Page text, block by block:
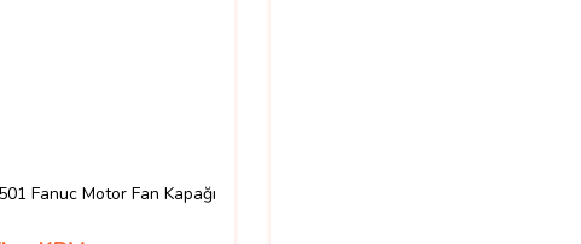
Fanuc Motor Fan Kapağı